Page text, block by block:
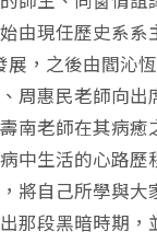
由現任歷史系系
展，之後由閻沁
周惠民老師向出
南老師在其病癒
中生活的心路歷
將自己所學與大
那段黑暗時期，